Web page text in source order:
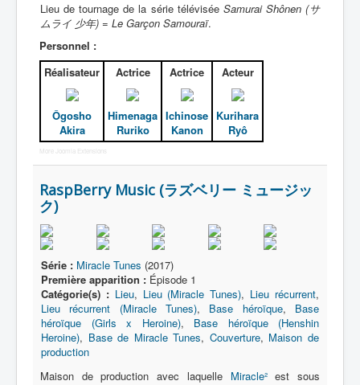
Lieu de tournage de la série télévisée Samurai Shônen (サ
ムライ 少年) = Le Garçon Samouraï.
Personnel :
Réalisateur
Ôgosho
Akira
Actrice
Himenaga
Ruriko
Actrice
Ichinose
Kanon
Acteur
Kurihara
Ryô
More Joomla Extensions
RaspBerry Music (ラズベリー ミュージッ
ク)
Série : Miracle Tunes (2017)
Première apparition : Épisode 1
Catégorie(s) : Lieu, Lieu (Miracle Tunes), Lieu récurrent,
Lieu récurrent (Miracle Tunes), Base héroïque, Base
héroïque (Girls x Heroine), Base héroïque (Henshin
Heroine), Base de Miracle Tunes, Couverture, Maison de
production
Maison de production avec laquelle Miracle²est sous